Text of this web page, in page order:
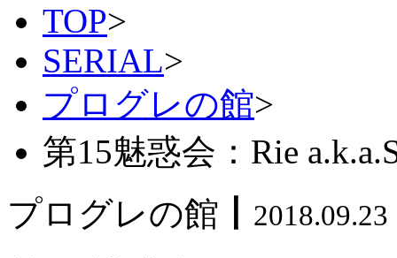
TOP>
SERIAL>
プログレの館>
第15魅惑会：Rie
プログレの館
2018.09.23